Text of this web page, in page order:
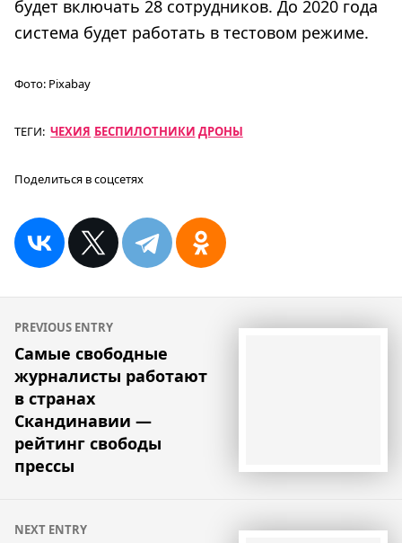
будет включать 28 сотрудников. До 2020 года
система будет работать в тестовом режиме.
Фото: Pixabay
ТЕГИ: ЧЕХИЯ БЕСПИЛОТНИКИ ДРОНЫ
Поделиться в соцсетях
Навигация
по
записям
PREVIOUS ENTRY
Самые свободные
журналисты работают
в странах
Скандинавии —
рейтинг свободы
прессы
NEXT ENTRY